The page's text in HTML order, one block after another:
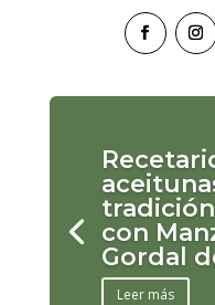
con
Gordal
Leer más